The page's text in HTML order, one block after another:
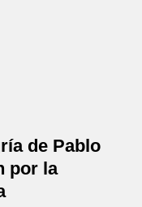
de Pablo
por la